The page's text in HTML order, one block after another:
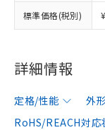
標準価格(税別)
詳細情報
定格/性能 外
RoHS/REACH対応